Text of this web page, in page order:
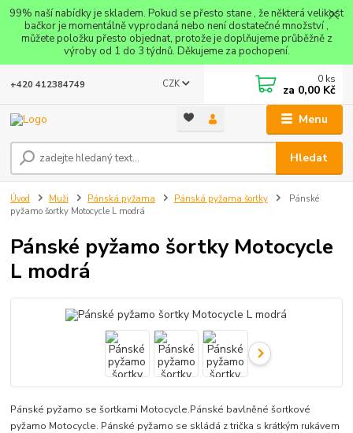
99% naší nabídky je skladem. Pokud se přesto stane , že některá velikost
bačkor je momentálně vyprodaná nebo není dostatečné množství ,
můžete položku přesto objednat, protože je doplňujeme průběžně z
výroby od 1 do 3 týdnů. Děkujeme za pochopení.
Menu
CZK
Hledat
+420 412384749 0 ks
za 0,00 Kč
Úvod Muži Pánská pyžama Pánská pyžama šortky
Pánské
pyžamo šortky Motocycle L modrá
Pánské pyžamo šortky Motocycle
L modrá
Pánské pyžamo se šortkami Motocycle.Pánské bavlněné šortkové
pyžamo Motocycle. Pánské pyžamo se skládá z trička s krátkým rukávem